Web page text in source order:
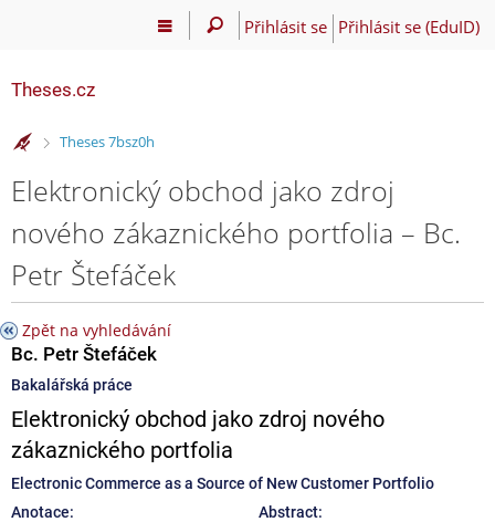
Přihlásit se Přihlásit se (EduID)
Theses.cz
>
Theses 7bsz0h
Elektronický obchod jako zdroj
nového zákaznického portfolia – Bc.
Petr Štefáček
Zpět na vyhledávání
Bc. Petr Štefáček
Bakalářská práce
Elektronický obchod jako zdroj nového
zákaznického portfolia
Electronic Commerce as a Source of New Customer Portfolio
Anotace:
Abstract: